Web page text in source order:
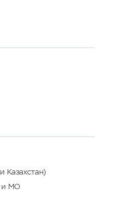
Казахстан)
и МО